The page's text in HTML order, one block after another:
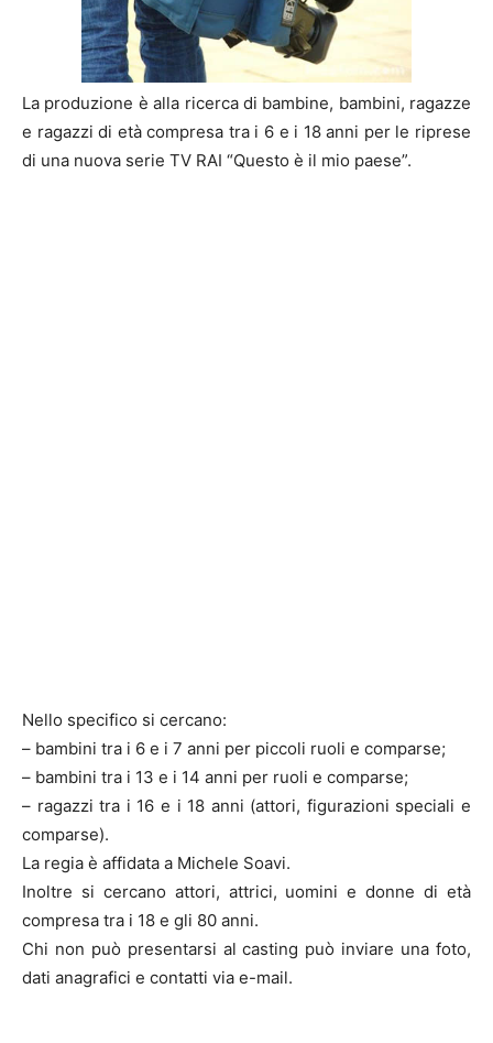
La produzione è alla ricerca di bambine, bambini, ragazze
e ragazzi di età compresa tra i 6 e i 18 anni per le riprese
di una nuova serie TV RAI “Questo è il mio paese”.
Nello specifico si cercano:
– bambini tra i 6 e i 7 anni per piccoli ruoli e comparse;
– bambini tra i 13 e i 14 anni per ruoli e comparse;
– ragazzi tra i 16 e i 18 anni (attori, figurazioni speciali e
comparse).
La regia è affidata a Michele Soavi.
Inoltre si cercano attori, attrici, uomini e donne di età
compresa tra i 18 e gli 80 anni.
Chi non può presentarsi al casting può inviare una foto,
dati anagrafici e contatti via e-mail.